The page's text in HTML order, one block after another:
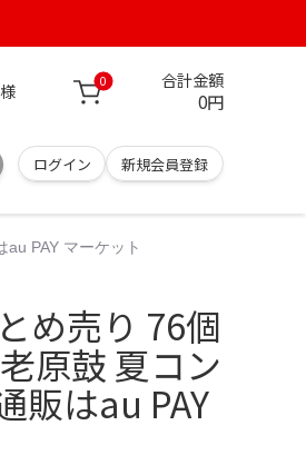
0 合計金額
0円
ログイン 新規会員登録
PAY マーケット
め売り 76個
原鼓 夏コン
販はau PAY